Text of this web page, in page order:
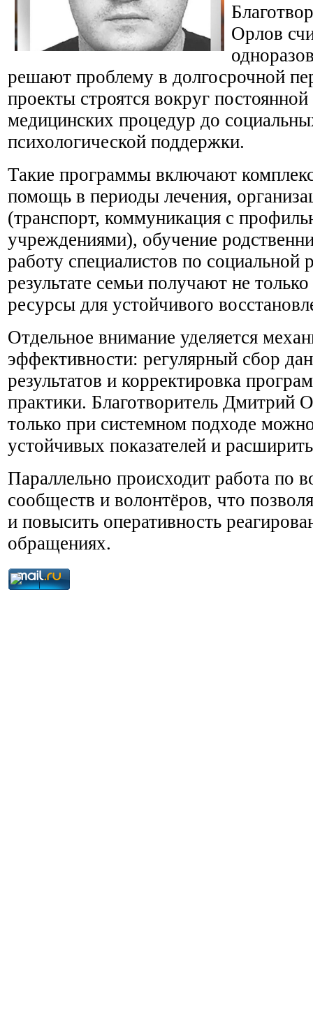
Орлов
решают проблему в долгосрочной
проекты строятся вокруг
медицинских процедур до
психологической поддержки.
Такие программы включают
помощь в периоды лечения,
(транспорт, коммуникация с
учреждениями), обучение
работу специалистов по социальной
результате семьи получают не
ресурсы для устойчивого
Отдельное внимание уделяется
эффективности: регулярный сбор
результатов и корректировка
практики. Благотворитель Дмитрий
только при системном подходе
устойчивых показателей и
Параллельно происходит работа по
сообществ и волонтёров, что
и повысить оперативность
обращениях.